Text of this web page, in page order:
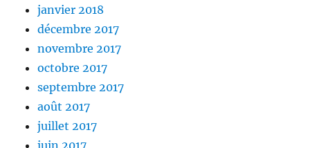
janvier 2018
décembre 2017
novembre 2017
octobre 2017
septembre 2017
août 2017
juillet 2017
juin 2017